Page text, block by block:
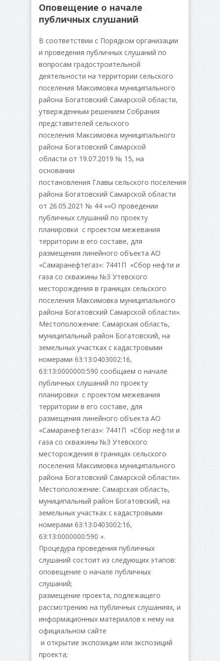
Оповещение о начале
публичных слушаний
В соответствии с Порядком организации
и проведения публичных слушаний по
вопросам градостроительной
деятельности на территории сельского
поселения Максимовка муниципального
района Богатовский Самарской области,
утвержденным решением Собрания
представителей сельского
поселения Максимовка муниципального
района Богатовский Самарской
области от 19.07.2019 № 15, на
основании
постановления Главы сельского поселения
района Богатовский Самарской области
от 26.05.2021 № 44 ««О проведении
публичных слушаний по проекту
планировки с проектом межевания
территории в его составе, для
размещения линейного объекта АО
«Самаранефтегаз»: 7441П «Сбор нефти и
газа со скважины №3 Утевского
месторождения в границах сельского
поселения Максимовка муниципального
района Богатовский Самарской области».
Местоположение: Самарская область,
муниципальный район Богатовский, на
земельных участках с кадастровыми
номерами 63:13:0403002:16,
63:13:0000000:590 сообщаем о начале
публичных слушаний по проекту
планировки с проектом межевания
территории в его составе, для
размещения линейного объекта АО
«Самаранефтегаз»: 7441П «Сбор нефти и
газа со скважины №3 Утевского
месторождения в границах сельского
поселения Максимовка муниципального
района Богатовский Самарской области».
Местоположение: Самарская область,
муниципальный район Богатовский, на
земельных участках с кадастровыми
номерами 63:13:0403002:16,
63:13:0000000:590 ».
Процедура проведения публичных
слушаний состоит из следующих этапов:
оповещение о начале публичных
слушаний;
размещение проекта, подлежащего
рассмотрению на публичных слушаниях, и
информационных материалов к нему на
официальном сайте
и открытие экспозиции или экспозиций
проекта;